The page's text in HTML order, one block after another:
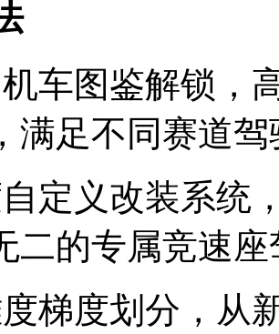
车图鉴解锁，
满足不同赛道
定义改装系统
二的专属竞速座
梯度划分，从